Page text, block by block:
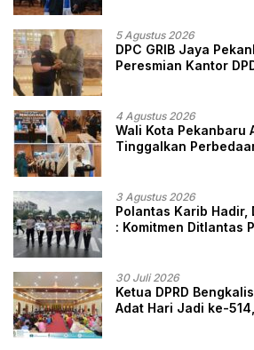
5 Agustus 2026
DPC GRIB Jaya
Peresmian Kantor
4 Agustus 2026
Wali Kota Pekanbaru
Tinggalkan
3 Agustus 2026
Polantas Karib Hadir,
: Komitmen Ditlantas
30 Juli 2026
Ketua DPRD
Adat Hari Jadi ke-